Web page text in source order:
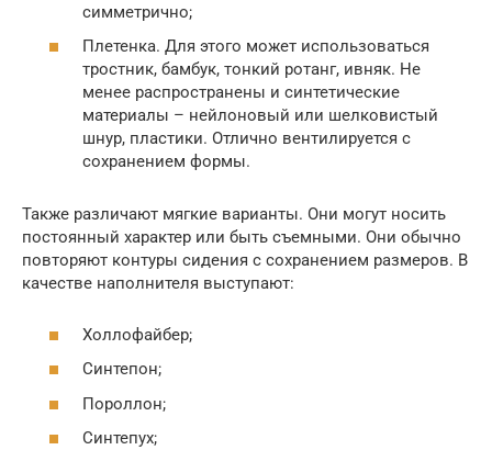
симметрично;
Плетенка. Для этого может использоваться
тростник, бамбук, тонкий ротанг, ивняк. Не
менее распространены и синтетические
материалы – нейлоновый или шелковистый
шнур, пластики. Отлично вентилируется с
сохранением формы.
Также различают мягкие варианты. Они могут носить
постоянный характер или быть съемными. Они обычно
повторяют контуры сидения с сохранением размеров. В
качестве наполнителя выступают:
Холлофайбер;
Синтепон;
Пороллон;
Синтепух;